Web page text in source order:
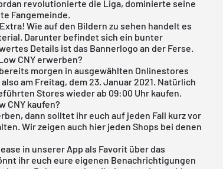
revolutionierte die Liga, dominierte seine
Fangemeinde.
Wie auf den Bildern zu sehen handelt es
Darunter befindet sich ein bunter
Details ist das Bannerlogo an der Ferse.
CNY erwerben?
morgen in ausgewählten Onlinestores
am Freitag, dem 23. Januar 2021. Natürlich
Stores wieder ab 09:00 Uhr kaufen.
CNY kaufen?
dann solltet ihr euch auf jeden Fall kurz vor
Wir zeigen auch hier jeden Shops bei denen
in unserer App als Favorit über das
ihr euch eure eigenen Benachrichtigungen